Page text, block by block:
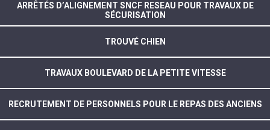
ARRÊTÉS D’ALIGNEMENT SNCF RESEAU POUR TRAVAUX DE
SÉCURISATION
TROUVÉ CHIEN
TRAVAUX BOULEVARD DE LA PETITE VITESSE
RECRUTEMENT DE PERSONNELS POUR LE REPAS DES ANCIENS